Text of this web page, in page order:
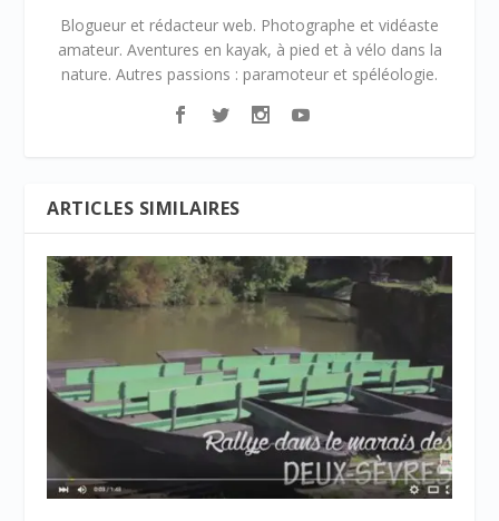
Blogueur et rédacteur web. Photographe et vidéaste
amateur. Aventures en kayak, à pied et à vélo dans la
nature. Autres passions : paramoteur et spéléologie.
ARTICLES SIMILAIRES